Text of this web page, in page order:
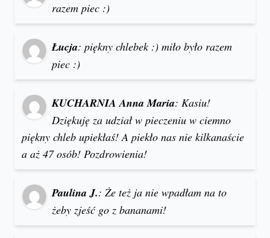
razem piec :)
Łucja: piękny chlebek :) miło było razem
piec :)
KUCHARNIA Anna Maria: Kasiu!
Dziękuję za udział w pieczeniu w ciemno
piękny chleb upiekłaś! A piekło nas nie kilkanaście
a aż 47 osób! Pozdrowienia!
Paulina J.: Że też ja nie wpadłam na to
żeby zjeść go z bananami!